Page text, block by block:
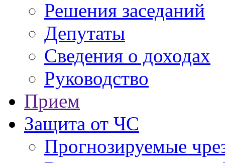
Решения заседаний
Депутаты
Сведения о доходах
Руководство
Прием
Защита от ЧС
Прогнозируемые